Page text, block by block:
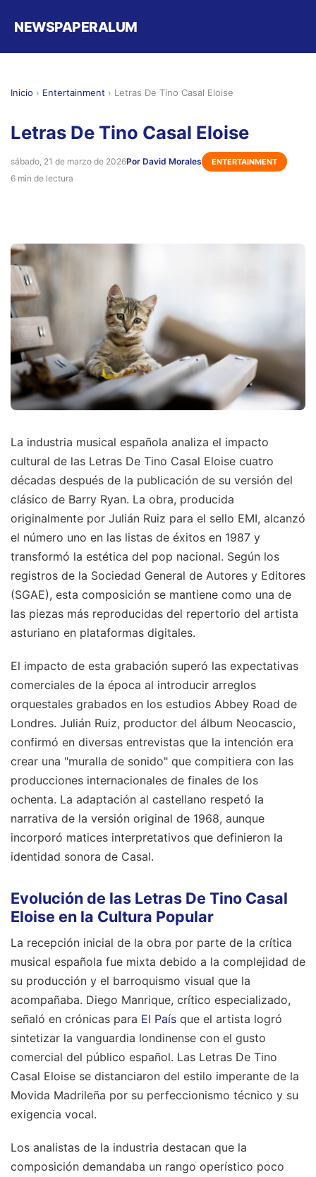
NEWSPAPERALUM
Inicio › Entertainment › Letras De Tino Casal Eloise
Letras De Tino Casal Eloise
sábado, 21 de marzo de 2026Por David Morales ENTERTAINMENT
6 min de lectura
La industria musical española analiza el impacto
cultural de las Letras De Tino Casal Eloise cuatro
décadas después de la publicación de su versión del
clásico de Barry Ryan. La obra, producida
originalmente por Julián Ruiz para el sello EMI, alcanzó
el número uno en las listas de éxitos en 1987 y
transformó la estética del pop nacional. Según los
registros de la Sociedad General de Autores y Editores
(SGAE), esta composición se mantiene como una de
las piezas más reproducidas del repertorio del artista
asturiano en plataformas digitales.
El impacto de esta grabación superó las expectativas
comerciales de la época al introducir arreglos
orquestales grabados en los estudios Abbey Road de
Londres. Julián Ruiz, productor del álbum Neocascio,
confirmó en diversas entrevistas que la intención era
crear una "muralla de sonido" que compitiera con las
producciones internacionales de finales de los
ochenta. La adaptación al castellano respetó la
narrativa de la versión original de 1968, aunque
incorporó matices interpretativos que definieron la
identidad sonora de Casal.
Evolución de las Letras De Tino Casal
Eloise en la Cultura Popular
La recepción inicial de la obra por parte de la crítica
musical española fue mixta debido a la complejidad de
su producción y el barroquismo visual que la
acompañaba. Diego Manrique, crítico especializado,
señaló en crónicas para El País que el artista logró
sintetizar la vanguardia londinense con el gusto
comercial del público español. Las Letras De Tino
Casal Eloise se distanciaron del estilo imperante de la
Movida Madrileña por su perfeccionismo técnico y su
exigencia vocal.
Los analistas de la industria destacan que la
composición demandaba un rango operístico poco